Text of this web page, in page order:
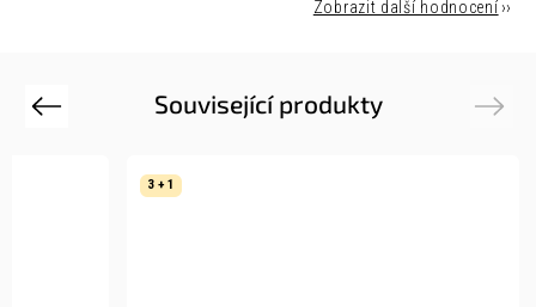
Zobrazit další hodnocení
Související produkty
Previous
3 + 1
Next